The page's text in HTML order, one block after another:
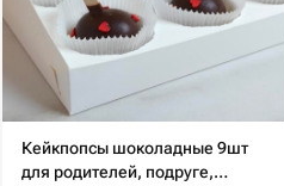
Кейкпопсы шоколадные 9шт
для родителей, подруге,